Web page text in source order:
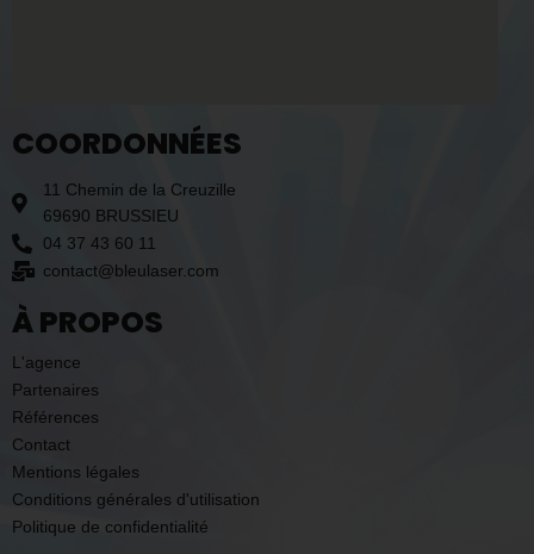
COORDONNÉES
11 Chemin de la Creuzille
69690 BRUSSIEU
04 37 43 60 11
contact@bleulaser.com
À PROPOS
L'agence
Partenaires
Références
Contact
Mentions légales
Conditions générales d'utilisation
Politique de confidentialité